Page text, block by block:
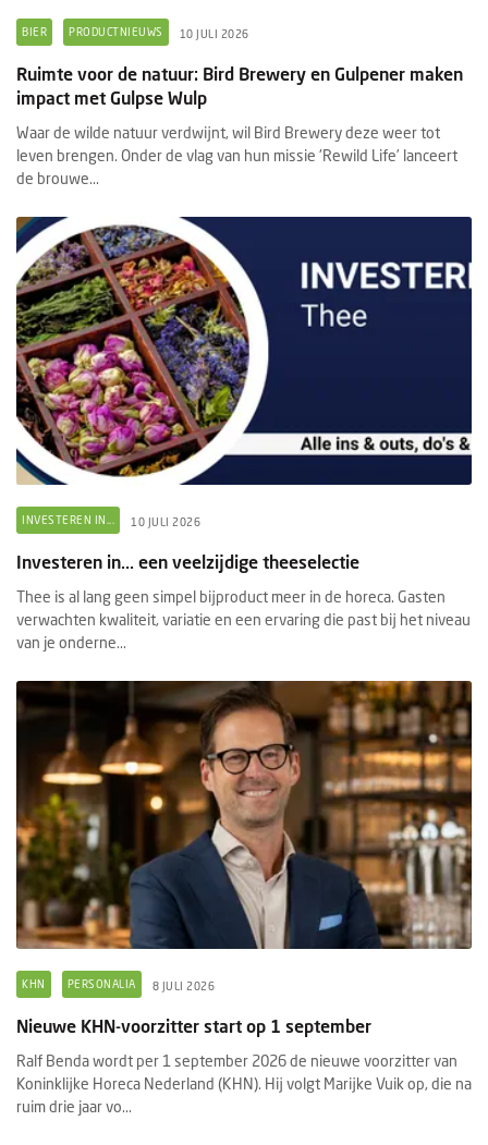
BIER PRODUCTNIEUWS 10 JULI 2026
Ruimte voor de natuur: Bird Brewery en Gulpener maken
impact met Gulpse Wulp
Waar de wilde natuur verdwijnt, wil Bird Brewery deze weer tot
leven brengen. Onder de vlag van hun missie 'Rewild Life’ lanceert
de brouwe...
INVESTEREN IN... 10 JULI 2026
Investeren in... een veelzijdige theeselectie
Thee is al lang geen simpel bijproduct meer in de horeca. Gasten
verwachten kwaliteit, variatie en een ervaring die past bij het niveau
van je onderne...
KHN PERSONALIA 8 JULI 2026
Nieuwe KHN-voorzitter start op 1 september
Ralf Benda wordt per 1 september 2026 de nieuwe voorzitter van
Koninklijke Horeca Nederland (KHN). Hij volgt Marijke Vuik op, die na
ruim drie jaar vo...